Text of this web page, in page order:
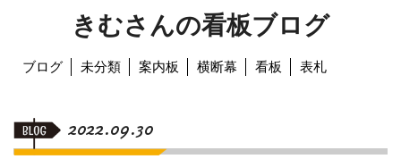
きむさんの看板ブログ
ブログ 未分類 案内板 横断幕 看板 表札
2022.09.30